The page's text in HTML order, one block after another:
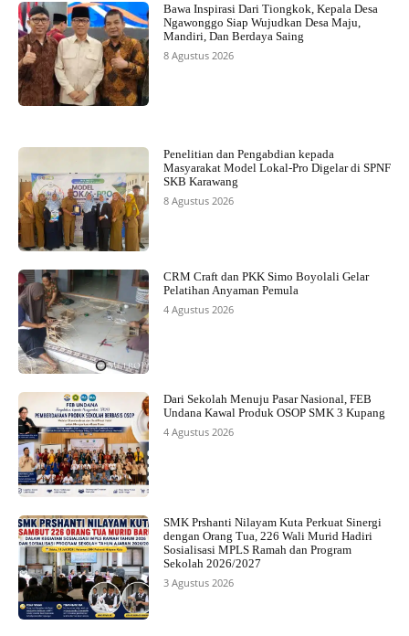
Bawa Inspirasi Dari Tiongkok, Kepala Desa
Ngawonggo Siap Wujudkan Desa Maju,
Mandiri, Dan Berdaya Saing
8 Agustus 2026
Penelitian dan Pengabdian kepada
Masyarakat Model Lokal-Pro Digelar di SPNF
SKB Karawang
8 Agustus 2026
CRM Craft dan PKK Simo Boyolali Gelar
Pelatihan Anyaman Pemula
4 Agustus 2026
Dari Sekolah Menuju Pasar Nasional, FEB
Undana Kawal Produk OSOP SMK 3 Kupang
4 Agustus 2026
SMK Prshanti Nilayam Kuta Perkuat Sinergi
dengan Orang Tua, 226 Wali Murid Hadiri
Sosialisasi MPLS Ramah dan Program
Sekolah 2026/2027
3 Agustus 2026